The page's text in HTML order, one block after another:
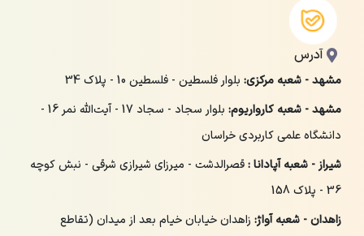
آدرس
مشهد - شعبه مرکزی: بلوار فلسطین - فلسطین 10 - پلاک 34
مشهد - شعبه کارواریوم:
بلوار سجاد - سجاد 17 - آیت‌الله نمر 16 -
دانشگاه علمی کاربردی خراسان
شیراز - شعبه آپادانا :قصرالدشت - میرزای شیرازی شرقی - نبش کوچه
36 - پلاک 158
زاهدان - شعبه آواژ: زاهدان خیابان خیام بعد از میدان (تقاطع